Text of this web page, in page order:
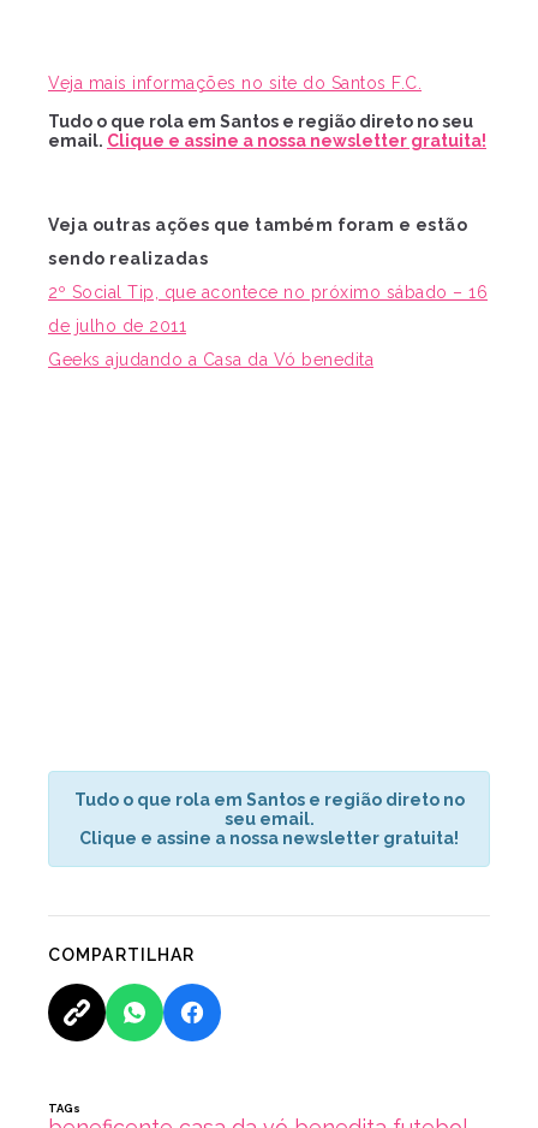
Veja mais informações no site do Santos F.C.
Tudo o que rola em Santos e região direto no seu
email. Clique e assine a nossa newsletter gratuita!
Veja outras ações que também foram e estão
sendo realizadas
2º Social Tip, que acontece no próximo sábado – 16
de julho de 2011
Geeks ajudando a Casa da Vó benedita
Tudo o que rola em Santos e região direto no
seu email.
Clique e assine a nossa newsletter gratuita!
COMPARTILHAR
TAGs